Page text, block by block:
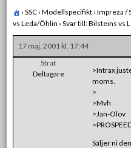
› SSC › Modellspecifikt › Impreza /
vs Leda/Öhlin › Svar till: Bilsteins vs
17 maj, 2001 kl. 17:44
Strat
Deltagare
>Intrax
moms.
>
>Mvh
>Jan-Olov
Säljer ni